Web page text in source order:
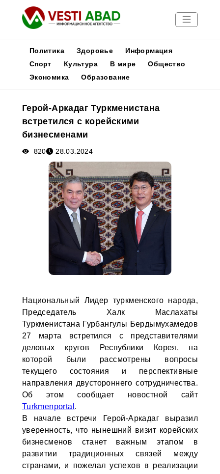
Новости
Медиа
Афиша
Политика Здоровье
Информация
Спорт
Культура В мире
Общество
Экономика
Образование
Герой-Аркадаг Туркменистана
встретился с корейскими
бизнесменами
820 28.03.2024
Национальный Лидер туркменского народа,
Председатель Халк Маслахаты
Туркменистана Гурбангулы Бердымухамедов
27 марта встретился с представителями
деловых кругов Республики Корея, на
которой были рассмотрены вопросы
текущего состояния и перспективные
направления двустороннего сотрудничества.
Об этом сообщает новостной сайт
Turkmenportal .
В начале встречи Герой-Аркадаг выразил
уверенность, что нынешний визит корейских
бизнесменов станет важным этапом в
развитии традиционных связей между
странами, и пожелал успехов в реализации